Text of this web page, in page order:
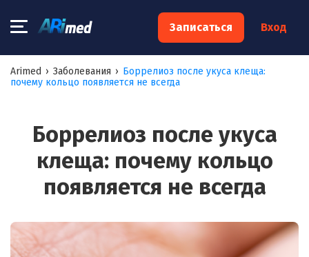
Записаться Вход
Arimed › Заболевания › Боррелиоз после укуса клеща:
почему кольцо появляется не всегда
Боррелиоз после укуса
клеща: почему кольцо
появляется не всегда
×
Запишитесь на консультацию к
специалисту
Ваш телефон:*